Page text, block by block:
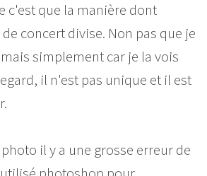
c'est que la manière dont
concert divise. Non pas que je
simplement car je la vois
il n'est pas unique et il est
il y a une grosse erreur de